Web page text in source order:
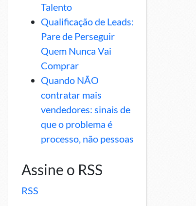
Talento
Qualificação de Leads:
Pare de Perseguir
Quem Nunca Vai
Comprar
Quando NÃO
contratar mais
vendedores: sinais de
que o problema é
processo, não pessoas
Assine o RSS
RSS